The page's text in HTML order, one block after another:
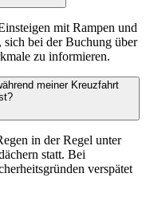
mit Rampen und
sich bei der Buchung über
zu informieren.
meiner Kreuzfahrt
in der Regel unter
statt. Bei
verspätet